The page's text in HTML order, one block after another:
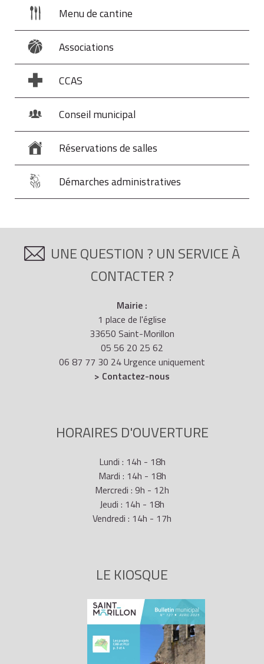
Menu de cantine
Associations
CCAS
Conseil municipal
Réservations de salles
Démarches administratives
UNE QUESTION ? UN SERVICE À
CONTACTER ?
Mairie :
1 place de l'église
33650 Saint-Morillon
05 56 20 25 62
06 87 77 30 24 Urgence uniquement
> Contactez-nous
HORAIRES D'OUVERTURE
Lundi : 14h - 18h
Mardi : 14h - 18h
Mercredi : 9h - 12h
Jeudi : 14h - 18h
Vendredi : 14h - 17h
LE KIOSQUE